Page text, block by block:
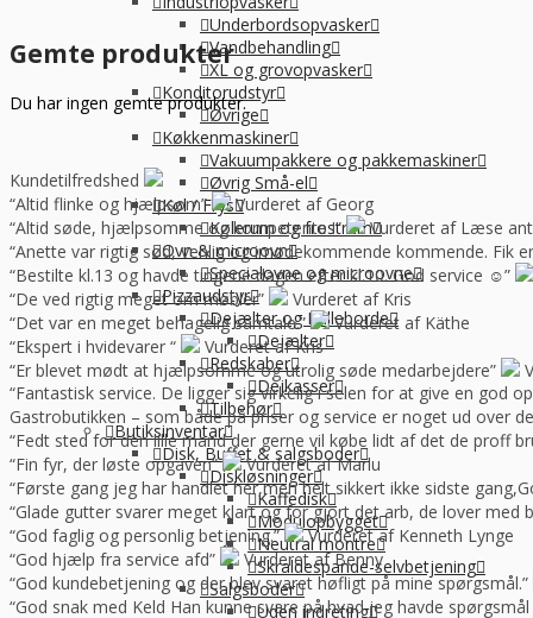
Underbordsopvasker
Vandbehandling
XL og grovopvasker
Konditorudstyr
Øvrige
Køkkenmaskiner
Vakuumpakkere og pakkemaskiner
Øvrig Små-el
Køl / Frys
Kølerum og frostrum
Ovn & microovn
Specialovne og microovne
Pizzaudstyr
Dejælter og Rulleborde
Dejælter
Redskaber
Dejkasser
Tilbehør
Butiksinventar
Disk, Buffet & salgsboder
Diskløsninger
Kaffedisk
Modulopbygget
Neutral montre
Skraldespande-selvbetjening
Salgsboder
Uden indreting
Gemte produkter
Du har ingen gemte produkter.
Kundetilfredshed
“Altid flinke og hjælpsom”
Vurderet af Georg
“Altid søde, hjælpsomme og kompetente !”
Vurderet af Læse
“Anette var rigtig sød, venlig og imødekommende kommende. Fik
“Bestilte kl.13 og havde tingene dagen efter kl.10. God service ☺”
“De ved rigtig meget om møbler”
Vurderet af Kris
“Det var en meget behagelig samtale.”
Vurderet af Käthe
“Ekspert i hvidevarer “
Vurderet af Kris
“Er blevet mødt at hjælpsomme og utrolig søde medarbejdere”
“Fantastisk service. De ligger sig virkelig i selen for at give en god
Gastrobutikken – som både på priser og service er noget ud over
“Fedt sted for den lille mand der gerne vil købe lidt af det de proff
“Fin fyr, der løste opgaven”
Vurderet af Marlu
“Første gang jeg har handlet her,men helt sikkert ikke sidste
“Glade gutter svarer meget klart og for gjort det arb, de lover med
“God faglig og personlig betjening.”
Vurderet af Kenneth Lynge
“God hjælp fra service afd”
Vurderet af Benny
“God kundebetjening og der blev svaret høfligt på mine spørgsmål.”
“God snak med Keld Han kunne svare på hvad jeg havde spørgsmål